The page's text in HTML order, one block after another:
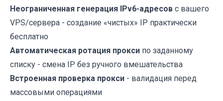
Неограниченная генерация IPv6-адресов с вашего
VPS/сервера - создание «чистых» IP практически
бесплатно
Автоматическая ротация прокси по заданному
списку - смена IP без ручного вмешательства
Встроенная проверка прокси - валидация перед
массовыми операциями